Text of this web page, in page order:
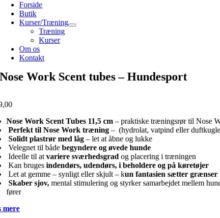
Forside
Butik
Kurser/Træning
Træning
Kurser
Om os
Kontakt
Nose Work Scent tubes – Hundesport
Nose Work Scent Tubes 11,5 cm – praktiske træningsrør til Nose
Perfekt til Nose Work træning – (hydrolat, vatpind eller
Solidt plastrør med låg – let at åbne og lukke
Velegnet til både begyndere og øvede hunde
Ideelle til at variere sværhedsgrad og placering i træningen
Kan bruges indendørs, udendørs, i beholdere og på køretøjer
Let at gemme – synligt eller skjult – kun fantasien sætter grænser
Skaber sjov, mental stimulering og styrker samarbejdet mellem
fører
mere